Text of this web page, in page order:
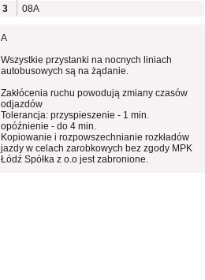
3
08A
A
Wszystkie przystanki na nocnych liniach
autobusowych są na żądanie.
Zakłócenia ruchu powodują zmiany czasów
odjazdów
Tolerancja: przyspieszenie - 1 min.
opóźnienie - do 4 min.
Kopiowanie i rozpowszechnianie rozkładów
jazdy w celach zarobkowych bez zgody MPK
Łódź Spółka z o.o jest zabronione.